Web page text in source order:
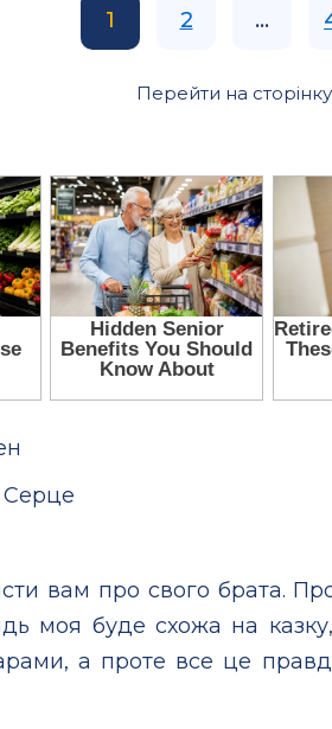
1 2 ...
Перейти на
Серце
вам про свого брата.
моя буде схожа на
а проте все це